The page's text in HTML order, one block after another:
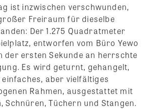
ist inzwischen verschwunden,
Freiraum für dieselbe
Der 1.275 Quadratmeter
entworfen vom Büro Yewo
der ersten Sekunde an herrschte
Es wird geturnt, gehangelt,
aber vielfältiges
Rahmen, ausgestattet mit
Schnüren, Tüchern und Stangen.